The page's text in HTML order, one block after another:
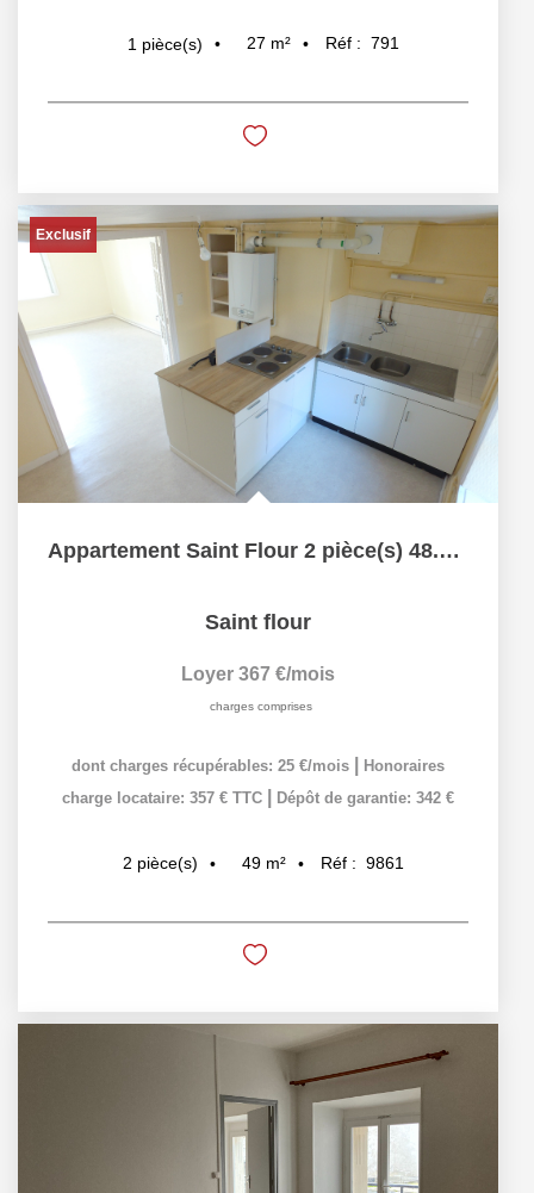
1 pièce(s) 27 m² Réf : 791
Exclusif
Appartement Saint Flour 2 pièce(s) 48.70 m2
Saint flour
Loyer 367 €/mois
charges comprises
dont charges récupérables: 25 €/mois
Honoraires
charge locataire: 357 € TTC
Dépôt de garantie: 342 €
2 pièce(s) 49 m² Réf : 9861